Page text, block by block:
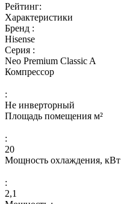
Рейтинг:
Характеристики
Бренд :
Hisense
Серия :
Neo Premium Classic A
Компрессор
:
Не инверторный
Площадь помещения м²
:
20
Мощность охлаждения, кВт
:
2,1